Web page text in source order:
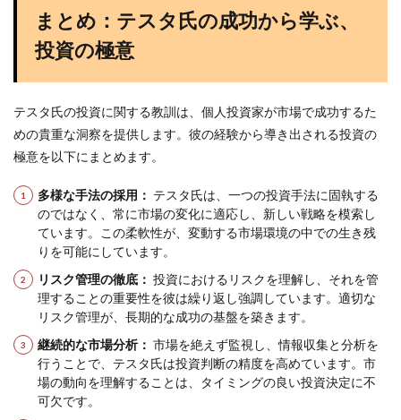
まとめ：テスタ氏の成功から学ぶ、
投資の極意
テスタ氏の投資に関する教訓は、個人投資家が市場で成功するた
めの貴重な洞察を提供します。彼の経験から導き出される投資の
極意を以下にまとめます。
多様な手法の採用： テスタ氏は、一つの投資手法に固執する
のではなく、常に市場の変化に適応し、新しい戦略を模索し
ています。この柔軟性が、変動する市場環境の中での生き残
りを可能にしています。
リスク管理の徹底： 投資におけるリスクを理解し、それを管
理することの重要性を彼は繰り返し強調しています。適切な
リスク管理が、長期的な成功の基盤を築きます。
継続的な市場分析： 市場を絶えず監視し、情報収集と分析を
行うことで、テスタ氏は投資判断の精度を高めています。市
場の動向を理解することは、タイミングの良い投資決定に不
可欠です。